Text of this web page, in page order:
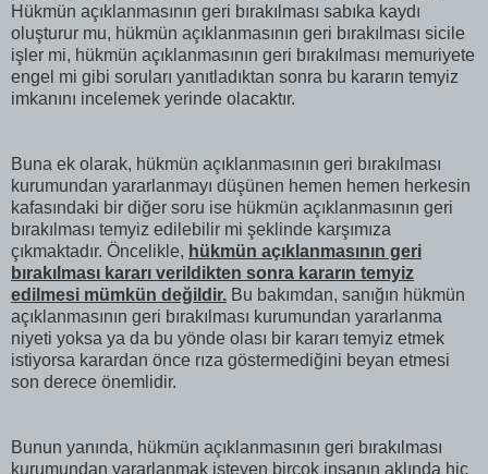
Hükmün açıklanmasının geri bırakılması sabıka kaydı
oluşturur mu, hükmün açıklanmasının geri bırakılması sicile
işler mi, hükmün açıklanmasının geri bırakılması memuriyete
engel mi gibi soruları yanıtladıktan sonra bu kararın temyiz
imkanını incelemek yerinde olacaktır.
Buna ek olarak, hükmün açıklanmasının geri bırakılması
kurumundan yararlanmayı düşünen hemen hemen herkesin
kafasındaki bir diğer soru ise hükmün açıklanmasının geri
bırakılması temyiz edilebilir mi şeklinde karşımıza
çıkmaktadır. Öncelikle, hükmün açıklanmasının geri
bırakılması kararı verildikten sonra kararın temyiz
edilmesi mümkün değildir. Bu bakımdan, sanığın hükmün
açıklanmasının geri bırakılması kurumundan yararlanma
niyeti yoksa ya da bu yönde olası bir kararı temyiz etmek
istiyorsa karardan önce rıza göstermediğini beyan etmesi
son derece önemlidir.
Bunun yanında, hükmün açıklanmasının geri bırakılması
kurumundan yararlanmak isteyen birçok insanın aklında hiç